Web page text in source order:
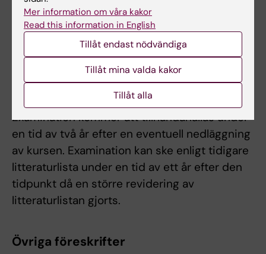
obligatoriska utbildningsmoment, m.m.
Innehåll och lärandemål samt nivån på
förväntade färdigheter, kunskaper och
förmågor får inte ändras, tas bort eller sänkas.
Övergångsbestämmelser
Examination kommer att tillhandahållas under
en tid av två år efter en eventuell nedläggning
av kursen. Examination kan ske enligt tidigare
litteraturlista under en tid av ett år efter den
tidpunkt då en större revidering av
litteraturlistan gjorts.
Övriga föreskrifter
Mer information om våra kakor
Read this information in English
Tillåt endast nödvändiga
Tillåt mina valda kakor
Tillåt alla